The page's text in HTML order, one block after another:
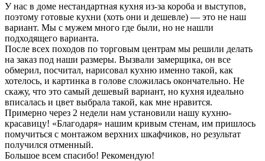
У нас в доме нестандартная кухня из-за короба и выступов,
поэтому готовые кухни (хоть они и дешевле) — это не наш
вариант. Мы с мужем много где были, но не нашли
подходящего варианта.
После всех походов по торговым центрам мы решили делать
на заказ под наши размеры. Вызвали замерщика, он все
обмерил, посчитал, нарисовал кухню именно такой, как
хотелось, и картинка в голове сложилась окончательно. Не
скажу, что это самый дешевый вариант, но кухня идеально
вписалась и цвет выбрала такой, как мне нравится.
Примерно через 2 недели нам установили нашу кухню-
красавицу! «Благодаря» нашим кривым стенам, им пришлось
помучиться с монтажом верхних шкафчиков, но результат
получился отменный.
Большое всем спасибо! Рекомендую!